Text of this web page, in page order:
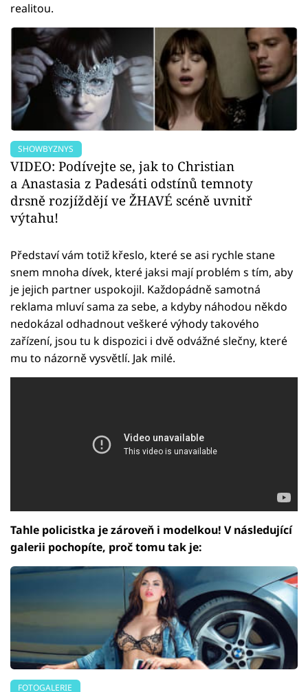
realitou.
SHOWBYZNYS
VIDEO: Podívejte se, jak to Christian
a Anastasia z Padesáti odstínů temnoty
drsně rozjíždějí ve ŽHAVÉ scéně uvnitř
výtahu!
Představí vám totiž křeslo, které se asi rychle stane
snem mnoha dívek, které jaksi mají problém s tím, aby
je jejich partner uspokojil. Každopádně samotná
reklama mluví sama za sebe, a kdyby náhodou někdo
nedokázal odhadnout veškeré výhody takového
zařízení, jsou tu k dispozici i dvě odvážné slečny, které
mu to názorně vysvětlí. Jak milé.
Tahle policistka je zároveň i modelkou! V následující
galerii pochopíte, proč tomu tak je:
FOTOGALERIE